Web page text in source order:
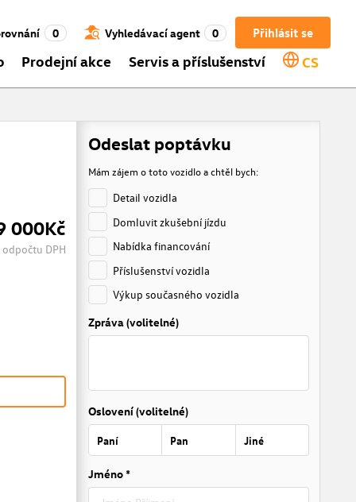
Přihlásit se
0 Vyhledávací agent 0
Prodejní akce Servis a příslušenství CS
000Kč
DPH
Odeslat poptávku
Mám zájem o toto vozidlo a chtěl bych:
Detail vozidla
Domluvit zkušební jízdu
Nabídka financování
Příslušenství vozidla
Výkup současného vozidla
Zpráva (volitelné)
Oslovení (volitelné)
Paní Pan Jiné
Jméno *